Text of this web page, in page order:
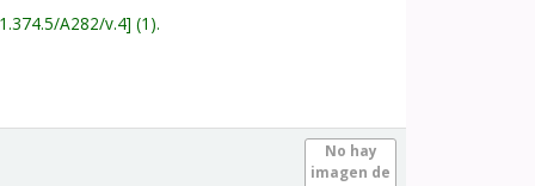
A282/v.4 (1).
No hay
imagen de